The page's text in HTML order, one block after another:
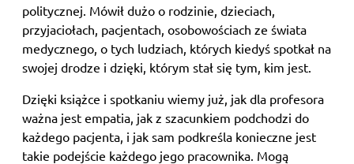
politycznej. Mówił dużo o rodzinie, dzieciach,
przyjaciołach, pacjentach, osobowościach ze świata
medycznego, o tych ludziach, których kiedyś spotkał na
swojej drodze i dzięki, którym stał się tym, kim jest.
Dzięki książce i spotkaniu wiemy już, jak dla profesora
ważna jest empatia, jak z szacunkiem podchodzi do
każdego pacjenta, i jak sam podkreśla konieczne jest
takie podejście każdego jego pracownika. Mogą